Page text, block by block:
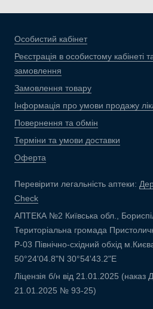
Особистий кабінет
Реєстрація в особистому
замовлення
Замовлення товару
Інформація про умови продажу
Повернення та обмін
Терміни та умови доставки
Оферта
Перевірити легальність аптеки:
Check
АПТЕКА №2 Київська обл.,
Територіальна громада
Р-03 Північно-східний обхід
50°24'04.8"N 30°54'43.2"E
Ліцензія б/н від 21.01.2025 (наказ
21.01.2025 № 93-25)